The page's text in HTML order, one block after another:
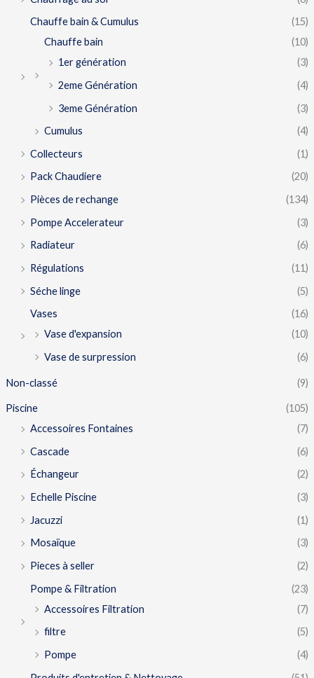
Chauffe bain & Cumulus
(15)
Chauffe bain
(10)
1er génération
(3)
2eme Génération
(4)
3eme Génération
(3)
Cumulus
(4)
Collecteurs
(1)
Pack Chaudiere
(20)
Pièces de rechange
(134)
Pompe Accelerateur
(3)
Radiateur
(6)
Régulations
(11)
Séche linge
(5)
Vases
(16)
Vase d'expansion
(10)
Vase de surpression
(6)
Non-classé (9)
Piscine
(105)
Accessoires Fontaines
(7)
Cascade
(6)
Échangeur
(2)
Echelle Piscine
(3)
Jacuzzi
(1)
Mosaïque
(3)
Pieces à seller
(2)
Pompe & Filtration
(23)
Accessoires Filtration
(7)
filtre
(5)
Pompe
(4)